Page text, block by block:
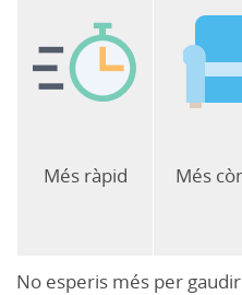
Més ràpid Més
No esperis més per